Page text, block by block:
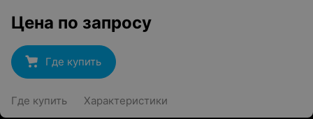
Цена по запросу
Где купить
Где купить Характеристики